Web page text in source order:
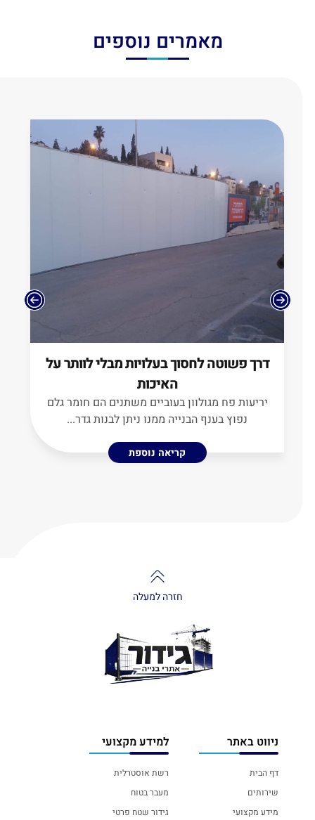
מאמרים נוספים
דרך פשוטה לחסוך בעלויות מבלי לוותר על
האיכות
יריעות פח מגולוון בעוביים משתנים הם חומר גלם
נפוץ בענף הבנייה ממנו ניתן לבנות גדר...
קריאה נוספת
חזרה למעלה
ניווט באתר
דף הבית
שירותים
מידע מקצועי
למידע מקצועי
רשת אוסטרלית
מעבר בטוח
גידור שטח פרטי